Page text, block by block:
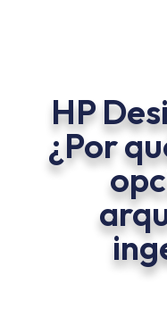
HP
¿Por